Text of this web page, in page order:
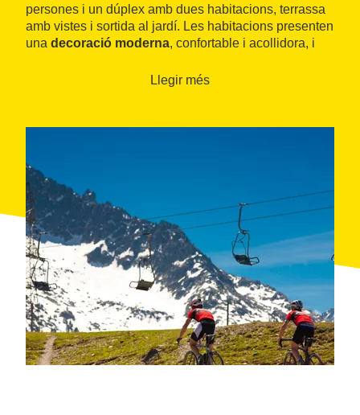
persones i un dúplex amb dues habitacions, terrassa
amb vistes i sortida al jardí. Les habitacions presenten
una decoració moderna, confortable i acollidora, i
ascensori els hostes compten
Llegir més